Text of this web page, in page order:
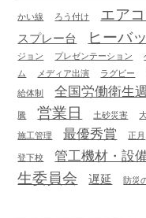
かい線 ろう付け エア
スプレー台
ヒーバ
ジョン
プレゼンテーション
ム
メディア出演 ラグビー
給体制 全国労働衛生
騰 営業日 土砂災害
施工管理 最優秀賞 正月
登下校 管工機材・設
生委員会
遅延 防災